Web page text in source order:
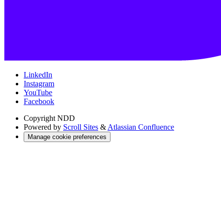
LinkedIn
Instagram
YouTube
Facebook
Copyright NDD
Powered by Scroll Sites & Atlassian Confluence
Manage cookie preferences